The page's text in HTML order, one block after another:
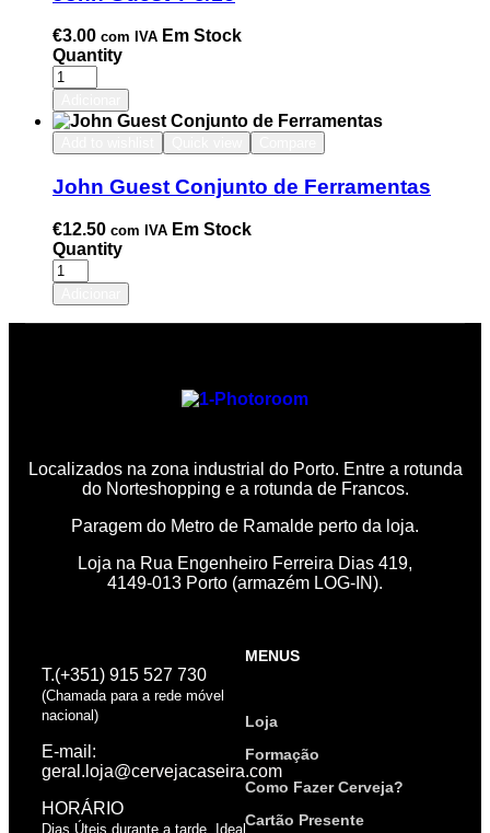
€3.00 com IVA Em Stock
Quantity
John Guest Conjunto de Ferramentas
€12.50 com IVA Em Stock
Quantity
Localizados na zona industrial do Porto. Entre a rotunda
do Norteshopping e a rotunda de Francos.
Paragem do Metro de Ramalde perto da loja.
Loja na Rua Engenheiro Ferreira Dias 419,
4149-013 Porto (armazém LOG-IN).
T.(+351) 915 527 730
(Chamada para a rede móvel
nacional)
E-mail:
geral.loja@cervejacaseira.com
HORÁRIO
Dias Úteis durante a tarde. Ideal
MENUS
Loja
Formação
Como Fazer Cerveja?
Cartão Presente